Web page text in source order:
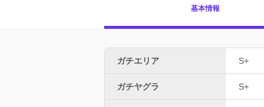
基本情報
ガチエリア S+
ガチヤグラ S+